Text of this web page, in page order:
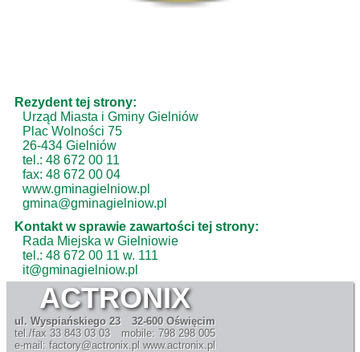
Rezydent tej strony:
Urząd Miasta i Gminy Gielniów
Plac Wolności 75
26-434 Gielniów
tel.: 48 672 00 11
fax: 48 672 00 04
www.gminagielniow.pl
gmina@gminagielniow.pl
Kontakt w sprawie zawartości tej strony:
Rada Miejska w Gielniowie
tel.: 48 672 00 11 w. 111
it@gminagielniow.pl
ACTRONIX
ul. Wyspiańskiego 23
tel./fax 33 843 03 03
e-mail: factory@actronix.pl
32-600 Oświęcim
mobile: 798 298 005
www.actronix.pl